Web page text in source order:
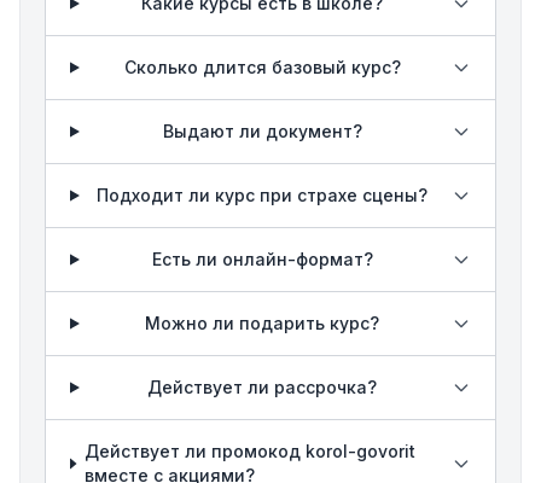
Сколько длится базовый курс?
Выдают ли документ?
Подходит ли курс при страхе сцены?
Есть ли онлайн-формат?
Можно ли подарить курс?
Действует ли рассрочка?
Действует ли промокод korol-govorit
вместе с акциями?